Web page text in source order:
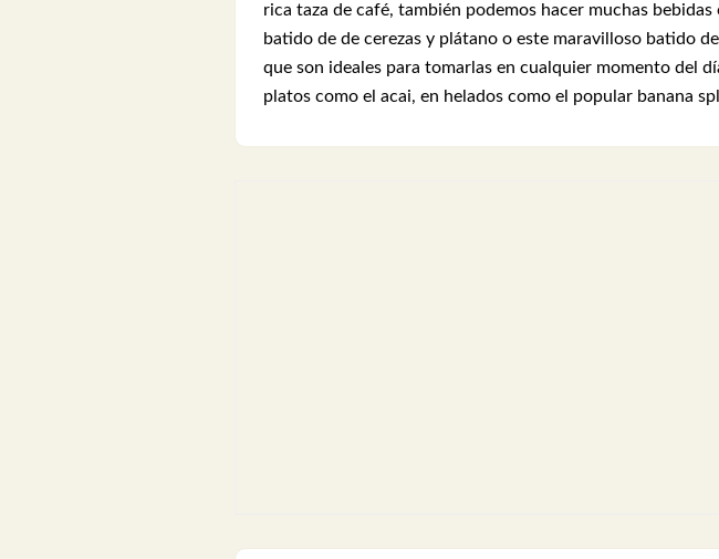
rica taza de café, también podemos hacer muchas
batido de de cerezas y plátano o este maravilloso batido
que son ideales para tomarlas en cualquier momento del
platos como el acai, en helados como el popular banana